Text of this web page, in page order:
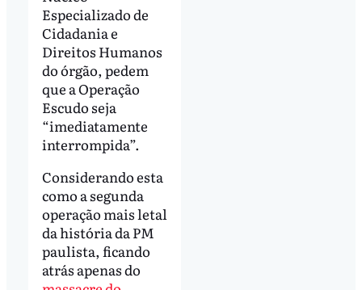
Especializado de
Cidadania e
Direitos Humanos
do órgão, pedem
que a Operação
Escudo seja
“imediatamente
interrompida”.
Considerando esta
como a segunda
operação mais letal
da história da PM
paulista, ficando
atrás apenas do